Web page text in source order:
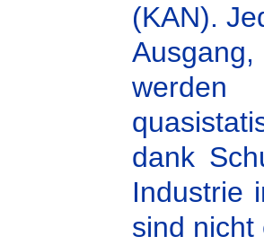
(KAN).
dank
Industrie
sind nicht